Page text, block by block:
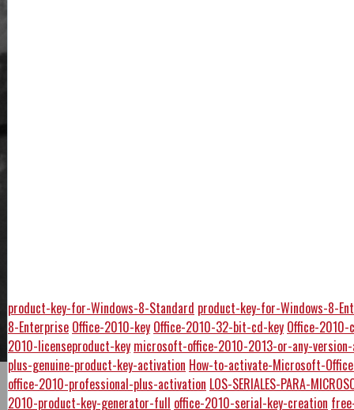
product-key-for-Windows-8-Standard product-key-for-Windows-8-
8-Enterprise Office-2010-key Office-2010-32-bit-cd-key Office-2010-
2010-licenseproduct-key microsoft-office-2010-2013-or-any-version-
plus-genuine-product-key-activation How-to-activate-Microsoft-
office-2010-professional-plus-activation LOS-SERIALES-PARA-
2010-product-key-generator-full office-2010-serial-key-creation